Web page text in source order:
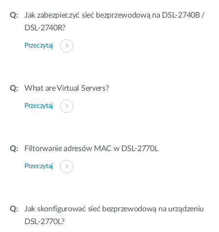
Jak zabezpieczyć sieć bezprzewodową na DSL-2740B /
DSL-2740R?
Przeczytaj
What are Virtual Servers?
Przeczytaj
Filtorwanie adresów MAC w DSL-2770L
Przeczytaj
Jak skonfigurować sieć bezprzewodową na urządzeniu
DSL-2770L?